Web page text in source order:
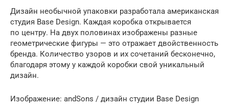
Дизайн необычной упаковки разработала американская
студия Base Design. Каждая коробка открывается
по центру. На двух половинах изображены разные
геометрические фигуры — это отражает двойственность
бренда. Количество узоров и их сочетаний бесконечно,
благодаря этому у каждой коробки свой уникальный
дизайн.
Изображение: andSons / дизайн студии Base Design